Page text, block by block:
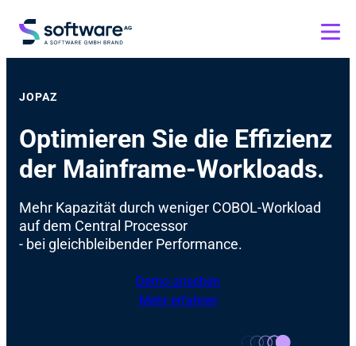
JOPAZ
Optimieren Sie die Effizienz
der Mainframe-Workloads.
Mehr Kapazität durch weniger COBOL-Workload
auf dem Central Processor
- bei gleichbleibender Performance.
Demo ansehen
Mehr erfahren